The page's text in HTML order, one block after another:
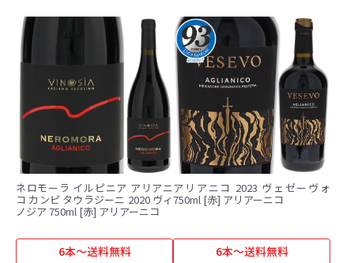
ネロモーラ イルピニア アリアニ
コ カンピ タウラジーニ 2020 ヴィ
ノジア 750ml [赤] アリアーニコ
6本～送料無料
アリアニコ 2023 ヴェゼーヴォ
750ml [赤] アリアーニコ
6本～送料無料